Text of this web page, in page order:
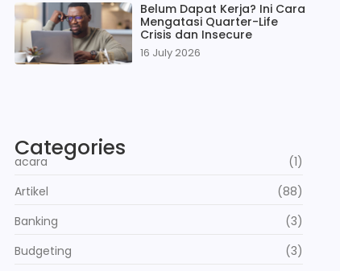
Belum Dapat Kerja? Ini Cara
Mengatasi Quarter-Life
Crisis dan Insecure
16 July 2026
Categories
acara
(1)
Artikel
(88)
Banking
(3)
Budgeting
(3)